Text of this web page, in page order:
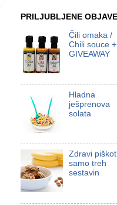
PRILJUBLJENE OBJAVE
Čili omaka /
Chili souce +
GIVEAWAY
Hladna
ješprenova
solata
Zdravi
samo treh
sestavin